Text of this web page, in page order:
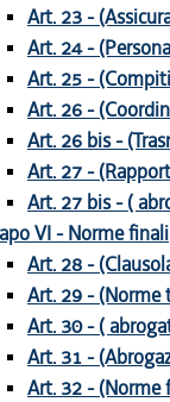
Art. 23 -
Art. 24 -
Art. 25 -
Art. 26 -
Art. 26 bis -
Art. 27 -
Art. 27 bis - (
VI - Norme finali
Art. 28 -
Art. 29 - (Norme
Art. 30 - (
Art. 31 -
Art. 32 - (Norme